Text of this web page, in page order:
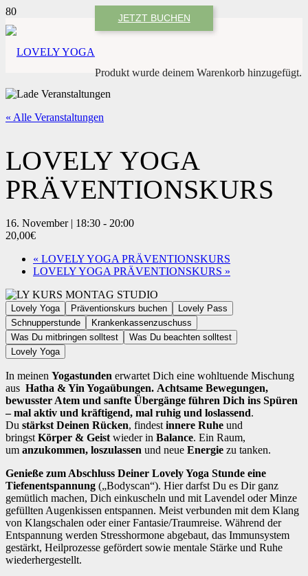
JETZT BUCHEN
Produkt wurde deinem Warenkorb hinzugefügt.
« Alle Veranstaltungen
LOVELY YOGA
PRÄVENTIONSKURS
16. November | 18:30 - 20:00
20,00€
« LOVELY YOGA PRÄVENTIONSKURS
LOVELY YOGA PRÄVENTIONSKURS »
Lovely Yoga Präventionskurs buchen
Lovely Pass
Schnupperstunde
Krankenkassenzuschuss
Was Du mitbringen solltest
Was Du beachten solltest
Lovely Yoga
In meinen Yogastunden erwartet Dich eine wohltuende Mischung
aus Hatha & Yin Yogaübungen. Achtsame Bewegungen,
bewusster Atem und sanfte Übergänge führen Dich ins Spüren
– mal aktiv und kräftigend, mal ruhig und loslassend.
Du stärkst Deinen Rücken, findest innere Ruhe und
bringst Körper & Geist wieder in Balance. Ein Raum,
um anzukommen, loszulassen und neue Energie zu tanken.
Genieße zum Abschluss Deiner Lovely Yoga Stunde eine
Tiefenentspannung („Bodyscan“). Hier darfst Du es Dir ganz
gemütlich machen, Dich einkuscheln und mit Lavendel oder Minze
gefüllten Augenkissen entspannen. Meist verbunden mit dem Klang
von Klangschalen oder einer Fantasie/Traumreise. Während der
Entspannung werden Stresshormone abgebaut, das Immunsystem
gestärkt, Heilprozesse gefördert sowie mentale Stärke und Ruhe
wiederhergestellt.